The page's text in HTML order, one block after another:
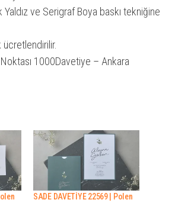
ve Serigraf Boya baskı tekniğine
ücretlendirilir.
1000Davetiye – Ankara
SADE DAVETİYE 22569 | Polen